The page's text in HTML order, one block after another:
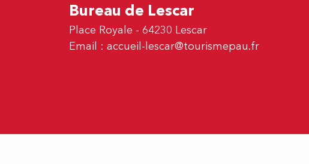
Bureau de Lescar
Place Royale - 64230 Lescar
Email : accueil-lescar@tourismepau.fr